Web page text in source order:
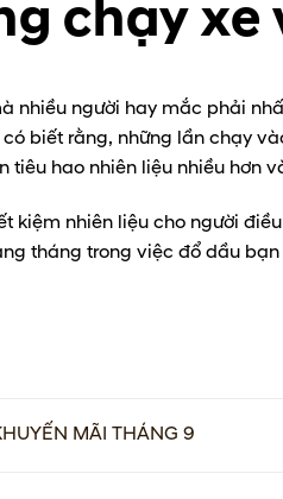
chạy
nhiều người hay mắc phải
biết rằng, những lần chạy
tiêu hao nhiên liệu nhiều hơn
kiệm nhiên liệu cho người
tháng trong việc đổ dầu bạn
MÃI THÁNG 9